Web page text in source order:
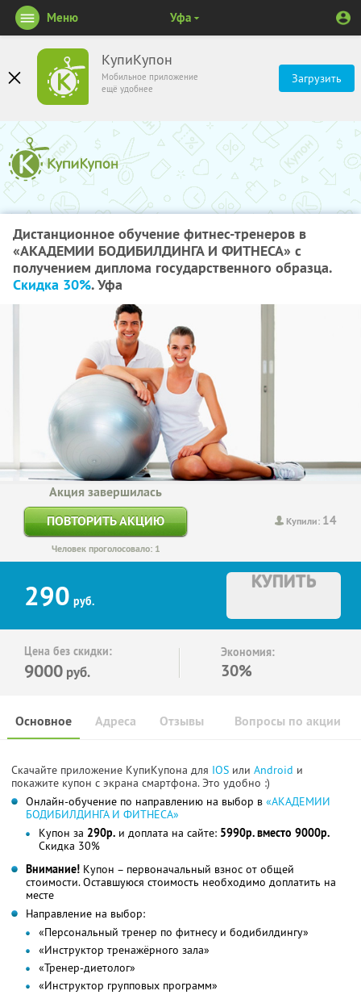
КупиКупон
Мобильное приложение
ещё удобнее
Загрузить
Меню Уфа
Дистанционное обучение фитнес-тренеров в
«АКАДЕМИИ БОДИБИЛДИНГА И ФИТНЕСА» с
получением диплома государственного образца.
Скидка 30%. Уфа
Купили: 14
Акция завершилась
ПОВТОРИТЬ АКЦИЮ
Человек проголосовало: 1
290 руб.
КУПИТЬ
Цена без скидки:
9000 руб.
Экономия:
30%
Основное Отзывы Вопросы по акции
Адреса
Скачайте приложение КупиКупона для IOS или Android и
покажите купон с экрана смартфона. Это удобно :)
Онлайн-обучение по направлению на выбор в «АКАДЕМИИ
БОДИБИЛДИНГА И ФИТНЕСА»
Купон за 290р. и доплата на сайте: 5990р. вместо 9000р.
Скидка 30%
Внимание! Купон – первоначальный взнос от общей
стоимости. Оставшуюся стоимость необходимо доплатить на
месте
Направление на выбор:
«Персональный тренер по фитнесу и бодибилдингу»
«Инструктор тренажёрного зала»
«Тренер-диетолог»
«Инструктор групповых программ»